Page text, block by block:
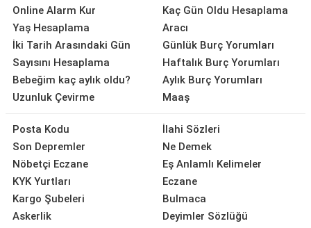
Online Alarm Kur
Yaş Hesaplama
İki Tarih Arasındaki Gün
Sayısını Hesaplama
Bebeğim kaç aylık oldu?
Uzunluk Çevirme
Kaç Gün Oldu Hesaplama
Aracı
Günlük Burç Yorumları
Haftalık Burç Yorumları
Aylık Burç Yorumları
Maaş
Posta Kodu
Son Depremler
Nöbetçi Eczane
KYK Yurtları
Kargo Şubeleri
Askerlik
İlahi Sözleri
Ne Demek
Eş Anlamlı Kelimeler
Eczane
Bulmaca
Deyimler Sözlüğü